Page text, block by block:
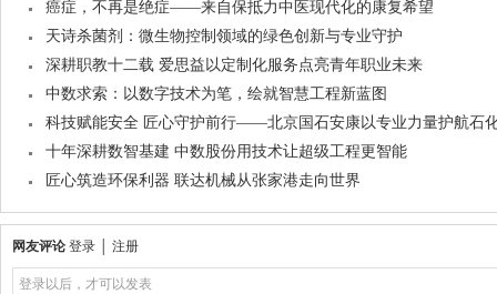
癌症，不再是绝症——来自保抵力中医现代化的康复希望
天诗杀菌剂：微生物控制领域的绿色创新与专业守护
深耕职教十二载 爱思益以定制化服务点亮青年职业未来
中数求索：以数字技术为笔，绘就智慧工程新蓝图
科技赋能安全 匠心守护前行——北京国石安康以专业力量护航石
十年深耕数智基建 中数股份用技术让超级工程更智能
匠心筑造环保利器 联达机械从张家港走向世界
网友评论 登录 注册
登录以后，才可以发表